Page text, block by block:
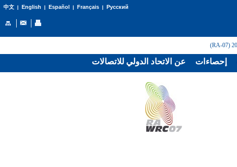
中文| English | Español | Français| Русский
عن الاتحاد الدولي للاتصالات إحصاءات